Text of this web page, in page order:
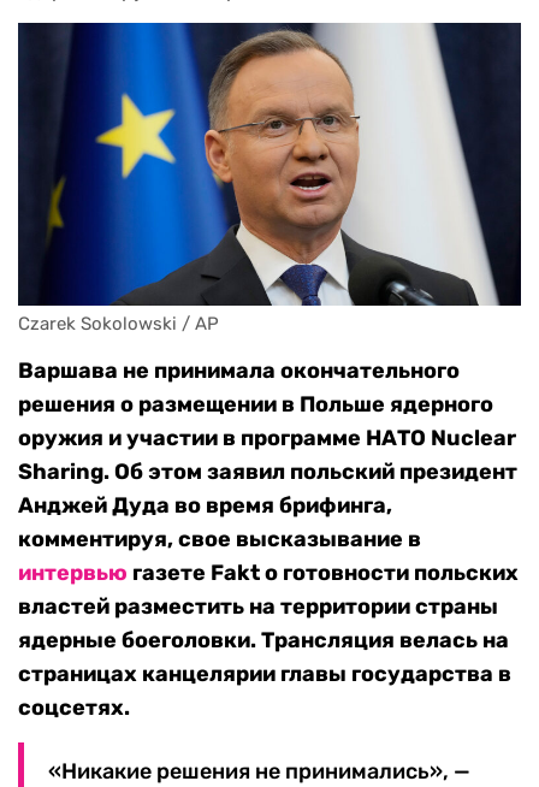
Czarek Sokolowski / AP
Варшава не принимала окончательного
решения о размещении в Польше ядерного
оружия и участии в программе НАТО Nuclear
Sharing. Об этом заявил польский президент
Анджей Дуда во время брифинга,
комментируя, свое высказывание в
интервью газете Fakt о готовности польских
властей разместить на территории страны
ядерные боеголовки.Трансляция велась на
страницах канцелярии главы государства в
соцсетях.
«Никакие решения не принимались», —